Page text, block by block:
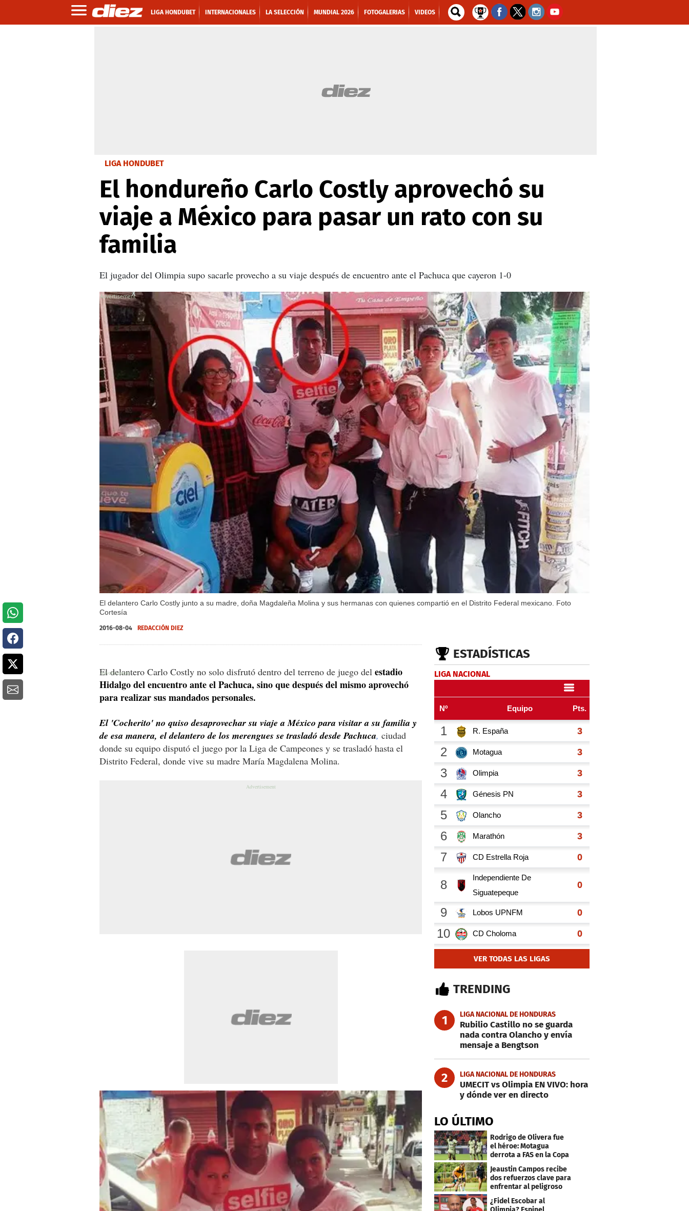
LIGA HONDUBET INTERNACIONALES LA SELECCIÓN MUNDIAL 2026 FOTOGALERIAS VIDEOS
LIGA HONDUBET
El hondureño Carlo Costly aprovechó su
viaje a México para pasar un rato con su
familia
El jugador del Olimpia supo sacarle provecho a su viaje después de encuentro ante el Pachuca que cayeron 1-0
El delantero Carlo Costly junto a su madre, doña Magdaleña Molina y sus hermanas con quienes compartió en el Distrito Federal mexicano. Foto
Cortesía
X
X
2016-08-04 REDACCIÓN DIEZ
El delantero Carlo Costly no solo disfrutó dentro del terreno de juego del estadio
Hidalgo del encuentro ante el Pachuca, sino que después del mismo aprovechó
para realizar sus mandados personales.
El 'Cocherito' no quiso desaprovechar su viaje a México para visitar a su familia y
de esa manera, el delantero de los merengues se trasladó desde Pachuca, ciudad
donde su equipo disputó el juego por la Liga de Campeones y se trasladó hasta el
Distrito Federal, donde vive su madre María Magdalena Molina.
ESTADÍSTICAS
LIGA NACIONAL
VER TODAS LAS LIGAS
TRENDING
1 LIGA NACIONAL DE HONDURAS
Rubilio Castillo no se guarda
nada contra Olancho y envía
mensaje a Bengtson
2 LIGA NACIONAL DE HONDURAS
UMECIT vs Olimpia EN VIVO: hora
y dónde ver en directo
LO ÚLTIMO
Rodrigo de Olivera fue
el héroe: Motagua
derrota a FAS en la Copa
Centroamericana
Jeaustin Campos recibe
dos refuerzos clave para
enfrentar al peligroso
Génesis FC
¿Fidel Escobar al